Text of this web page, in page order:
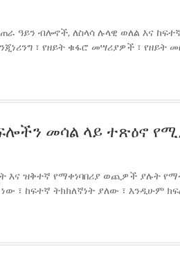
ዓይን ብሎኖች, ለስላሳ ሉላዊ ወለል እና
፣ የዘይት ቁፋሮ መሣሪያዎች ፣ የዘይት
መሳል ላይ ተጽዕኖ
ዝቅተኛ የማቀነባበሪያ ወጪዎች ያሉት
፣ ከፍተኛ ትክክለኛነት ያለው ፣ እንዲሁም